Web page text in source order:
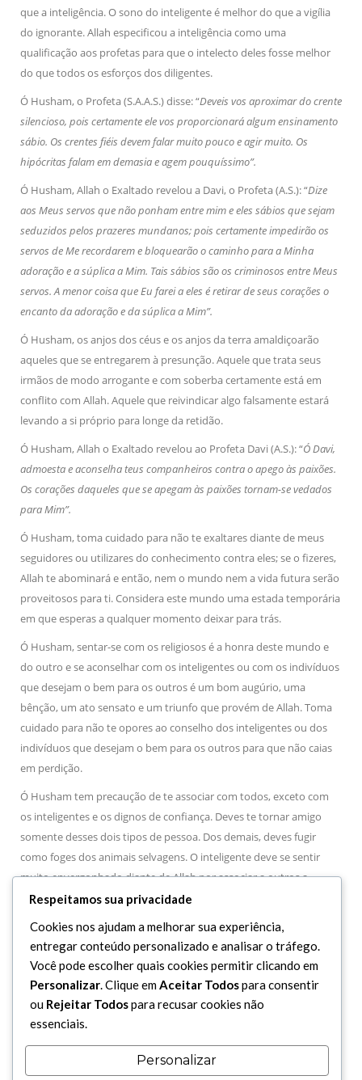
que a inteligência. O sono do inteligente é melhor do que a vigília
do ignorante. Allah especificou a inteligência como uma
qualificação aos profetas para que o intelecto deles fosse melhor
do que todos os esforços dos diligentes.
Ó Husham, o Profeta (S.A.A.S.) disse: “Deveis vos aproximar do crente
silencioso, pois certamente ele vos proporcionará algum ensinamento
sábio. Os crentes fiéis devem falar muito pouco e agir muito. Os
hipócritas falam em demasia e agem pouquíssimo”.
Ó Husham, Allah o Exaltado revelou a Davi, o Profeta (A.S.): “Dize
aos Meus servos que não ponham entre mim e eles sábios que sejam
seduzidos pelos prazeres mundanos; pois certamente impedirão os
servos de Me recordarem e bloquearão o caminho para a Minha
adoração e a súplica a Mim. Tais sábios são os criminosos entre Meus
servos. A menor coisa que Eu farei a eles é retirar de seus corações o
encanto da adoração e da súplica a Mim”.
Ó Husham, os anjos dos céus e os anjos da terra amaldiçoarão
aqueles que se entregarem à presunção. Aquele que trata seus
irmãos de modo arrogante e com soberba certamente está em
conflito com Allah. Aquele que reivindicar algo falsamente estará
levando a si próprio para longe da retidão.
Ó Husham, Allah o Exaltado revelou ao Profeta Davi (A.S.): “Ó Davi,
admoesta e aconselha teus companheiros contra o apego às paixões.
Os corações daqueles que se apegam às paixões tornam-se vedados
para Mim”.
Ó Husham, toma cuidado para não te exaltares diante de meus
seguidores ou utilizares do conhecimento contra eles; se o fizeres,
Allah te abominará e então, nem o mundo nem a vida futura serão
proveitosos para ti. Considera este mundo uma estada temporária
em que esperas a qualquer momento deixar para trás.
Ó Husham, sentar-se com os religiosos é a honra deste mundo e
do outro e se aconselhar com os inteligentes ou com os indivíduos
que desejam o bem para os outros é um bom augúrio, uma
bênção, um ato sensato e um triunfo que provém de Allah. Toma
cuidado para não te opores ao conselho dos inteligentes ou dos
indivíduos que desejam o bem para os outros para que não caias
em perdição.
Ó Husham tem precaução de te associar com todos, exceto com
os inteligentes e os dignos de confiança. Deves te tornar amigo
somente desses dois tipos de pessoa. Dos demais, deves fugir
como foges dos animais selvagens. O inteligente deve se sentir
muito envergonhado diante de Allah por associar a outros a
intenção de suas ações, pois Allah é o único doador das graças. Se
mais correta ou aceitável, abandona a que seja mais agradável ao
seu desejo. A correção se encontra do lado oposto ao dos desejos.
Não desafies a sabedoria tampouco a entregues aos ignorantes.
Hushaim disse: “Eu perguntei ao Imam (A.S.): “O que devo fazer se
encontrar alguém que busca a sabedoria, porém, possua um intelecto
muito estreito para recebê-la?”Ele (A.S.) respondeu: “Nesse caso,
deves comunicá-la com gentileza. Se o coração dele for muito estreito
Respeitamos sua privacidade
Cookies nos ajudam a melhorar sua experiência,
entregar conteúdo personalizado e analisar o tráfego.
Você pode escolher quais cookies permitir clicando em
Personalizar. Clique emAceitar Todospara consentir
ou Rejeitar Todospara recusar cookies não
essenciais.
Personalizar